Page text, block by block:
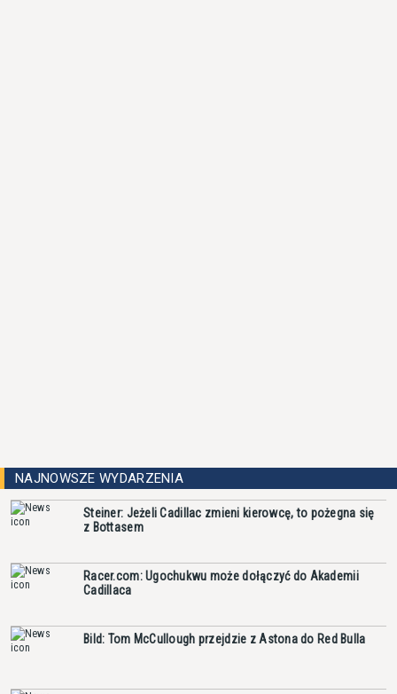
NAJNOWSZE WYDARZENIA
Steiner: Jeżeli Cadillac zmieni kierowcę, to pożegna się
z Bottasem
Racer.com: Ugochukwu może dołączyć do Akademii
Cadillaca
Bild: Tom McCullough przejdzie z Astona do Red Bulla